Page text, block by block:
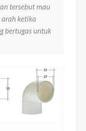
tersebut mau
ketika
bertugas untuk